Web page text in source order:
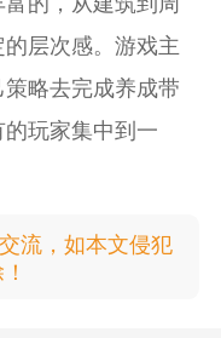
层次感。游戏主
略去完成养成带
玩家集中到一
流，如本文侵犯